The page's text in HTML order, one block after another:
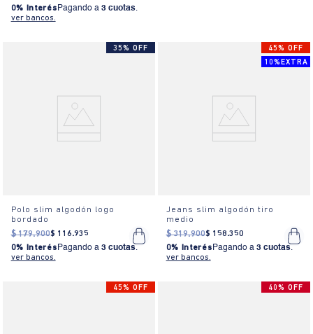
0% Interés Pagando a 3 cuotas.
ver bancos.
35% OFF
Polo slim algodón logo
bordado
$ 179.900$ 116.935
0% Interés Pagando a 3 cuotas.
ver bancos.
45% OFF
10%EXTRA
Jeans slim algodón tiro
medio
$ 319.900$ 158.350
0% Interés Pagando a 3 cuotas.
ver bancos.
45% OFF 40% OFF